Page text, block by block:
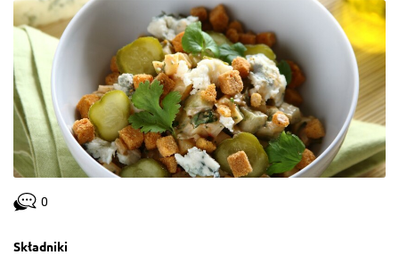
0
Składniki